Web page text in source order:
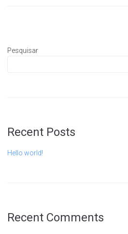
Pesquisar
Recent Posts
Hello world!
Recent Comments